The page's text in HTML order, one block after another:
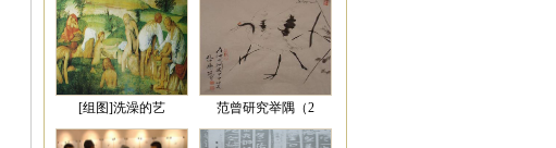
[组图]洗澡的艺 范曾研究举隅（2